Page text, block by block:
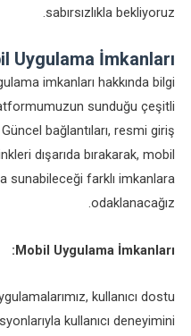
sabırsızlıkla bekliyoruz.
Uygulama İmkanları
imkanları hakkında bilgi
sunduğu çeşitli
bağlantıları, resmi giriş
dışarıda bırakarak, mobil
sunabileceği farklı imkanlara
odaklanacağız.
Mobil Uygulama İmkanları:
kullanıcı dostu
kullanıcı deneyimini